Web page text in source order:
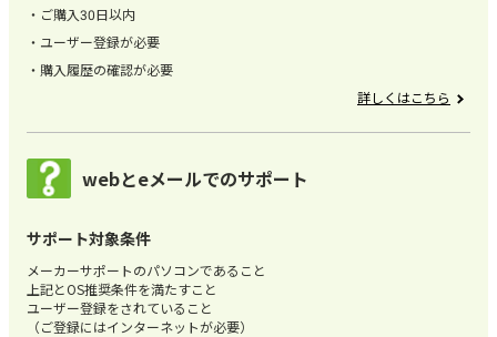
ご購入30日以内
ユーザー登録が必要
購入履歴の確認が必要
詳しくはこちら
webとeメールでのサポート
サポート対象条件
メーカーサポートのパソコンであること
上記とOS推奨条件を満たすこと
ユーザー登録をされていること
（ご登録にはインターネットが必要）